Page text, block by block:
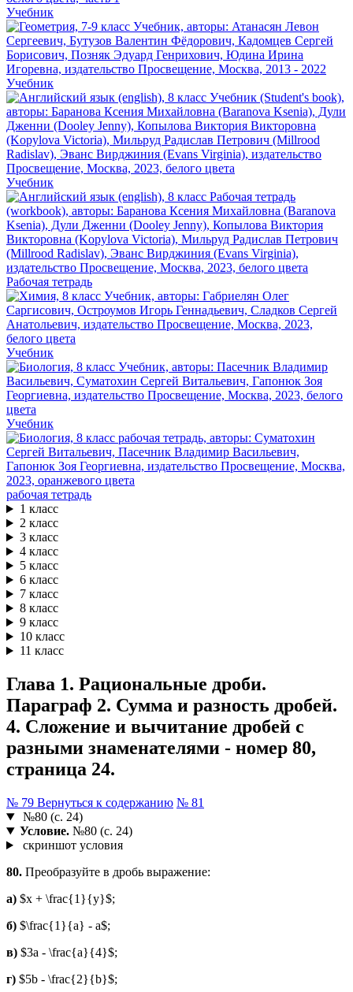
Учебник
Учебник
Учебник
Рабочая тетрадь
Учебник
Учебник
рабочая тетрадь
1 класс
2 класс
3 класс
4 класс
5 класс
6 класс
7 класс
8 класс
9 класс
10 класс
11 класс
Глава 1. Рациональные дроби.
Параграф 2. Сумма и разность дробей.
4. Сложение и вычитание дробей с
разными знаменателями - номер 80,
страница 24.
№ 79 Вернуться к содержанию № 81
№80 (с. 24)
Условие.№80 (с. 24)
скриншот условия
80. Преобразуйте в дробь выражение:
а) $x + \frac{1}{y}$;
б) $\frac{1}{a} - a$;
в) $3a - \frac{a}{4}$;
г) $5b - \frac{2}{b}$;